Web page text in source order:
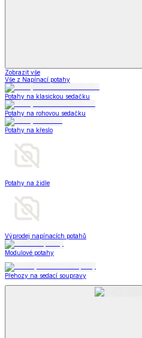
Zobrazit vše
Vše z Napínací potahy
Potahy na klasickou sedačku
Potahy na rohovou sedačku
Potahy na křeslo
Potahy na židle
Výprodej napínacích potahů
Modulové potahy
Přehozy na sedací soupravy